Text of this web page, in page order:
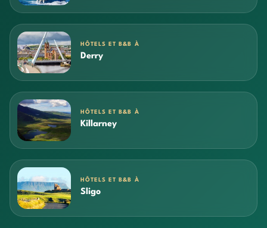
HÔTELS ET B&B À
Derry
HÔTELS ET B&B À
Killarney
HÔTELS ET B&B À
Sligo